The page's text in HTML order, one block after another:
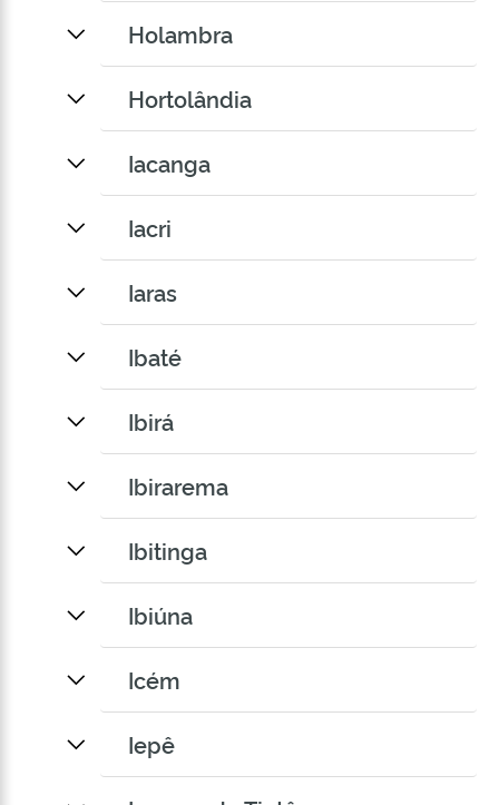
Holambra
Hortolândia
Iacanga
Iacri
Iaras
Ibaté
Ibirá
Ibirarema
Ibitinga
Ibiúna
Icém
Iepê